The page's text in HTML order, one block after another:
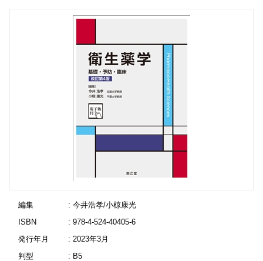
編集
: 今井浩孝/小椋康光
ISBN
: 978-4-524-40405-6
発行年月
: 2023年3月
判型
: B5